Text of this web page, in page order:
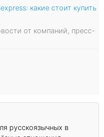
какие стоит купить
от компаний, пресс-
русскоязычных в